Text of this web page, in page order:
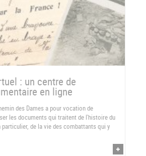
: un centre de
en ligne
des Dames a pour vocation de
les documents qui traitent de l'histoire du
particulier, de la vie des combattants qui y